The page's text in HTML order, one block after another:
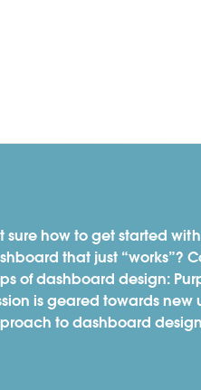
套餐与价格
sure how to get started
that just “works”?
of dashboard design:
is geared towards new
to dashboard